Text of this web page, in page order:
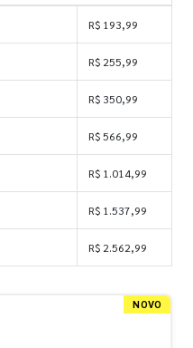
R$ 193,99
R$ 255,99
R$ 350,99
R$ 566,99
R$ 1.014,99
R$ 1.537,99
R$ 2.562,99
NOVO